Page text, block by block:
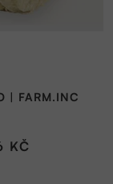
| FARM.INC
KČ